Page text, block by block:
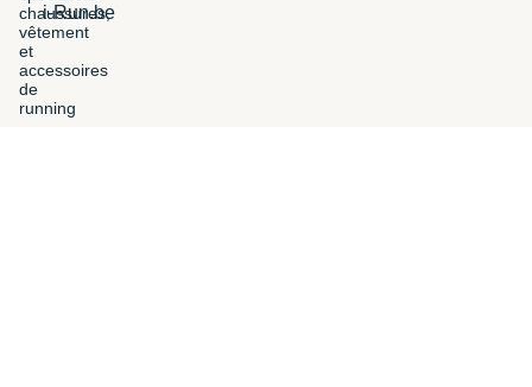
i-Run.be